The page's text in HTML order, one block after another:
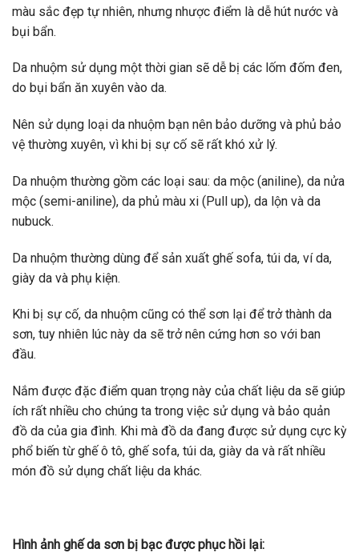
màu sắc đẹp tự nhiên, nhưng nhược điểm là dễ hút nước và
bụi bẩn.
Da nhuộm sử dụng một thời gian sẽ dễ bị các lốm đốm đen,
do bụi bẩn ăn xuyên vào da.
Nên sử dụng loại da nhuộm bạn nên bảo dưỡng và phủ bảo
vệ thường xuyên, vì khi bị sự cố sẽ rất khó xử lý.
Da nhuộm thường gồm các loại sau: da mộc (aniline), da nửa
mộc (semi-aniline), da phủ màu xi (Pull up), da lộn và da
nubuck.
Da nhuộm thường dùng để sản xuất ghế sofa, túi da, ví da,
giày da và phụ kiện.
Khi bị sự cố, da nhuộm cũng có thể sơn lại để trở thành da
sơn, tuy nhiên lúc này da sẽ trở nên cứng hơn so với ban
đầu.
Nắm được đặc điểm quan trọng này của chất liệu da sẽ giúp
ích rất nhiều cho chúng ta trong việc sử dụng và bảo quản
đồ da của gia đình. Khi mà đồ da đang được sử dụng cực kỳ
phổ biến từ ghế ô tô, ghế sofa, túi da, giày da và rất nhiều
món đồ sử dụng chất liệu da khác.
Hình ảnh ghế da sơn bị bạc được phục hồi lại: